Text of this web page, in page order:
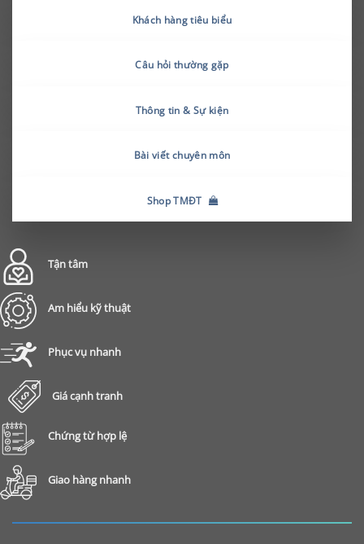
Khách hàng tiêu biểu
Câu hỏi thường gặp
Thông tin & Sự kiện
Bài viết chuyên môn
Shop TMĐT
Tận tâm
Am hiểu kỹ thuật
Phục vụ nhanh
Giá cạnh tranh
Chứng từ hợp lệ
Giao hàng nhanh